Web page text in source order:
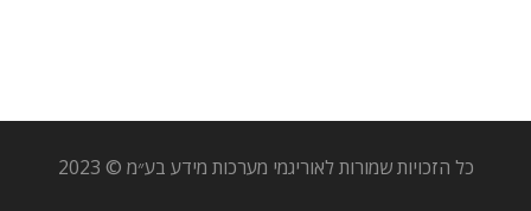
כל הזכויות שמורות לאוריגמי מערכות מידע בע״מ © 2023